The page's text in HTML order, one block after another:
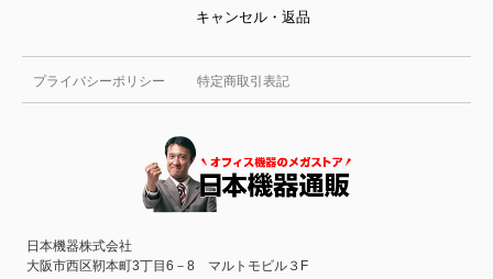
プライバシーポリシー 特定商取引表記
日本機器株式会社
大阪市西区靭本町3丁目6－8 マルトモビル３F
キャンセル・返品